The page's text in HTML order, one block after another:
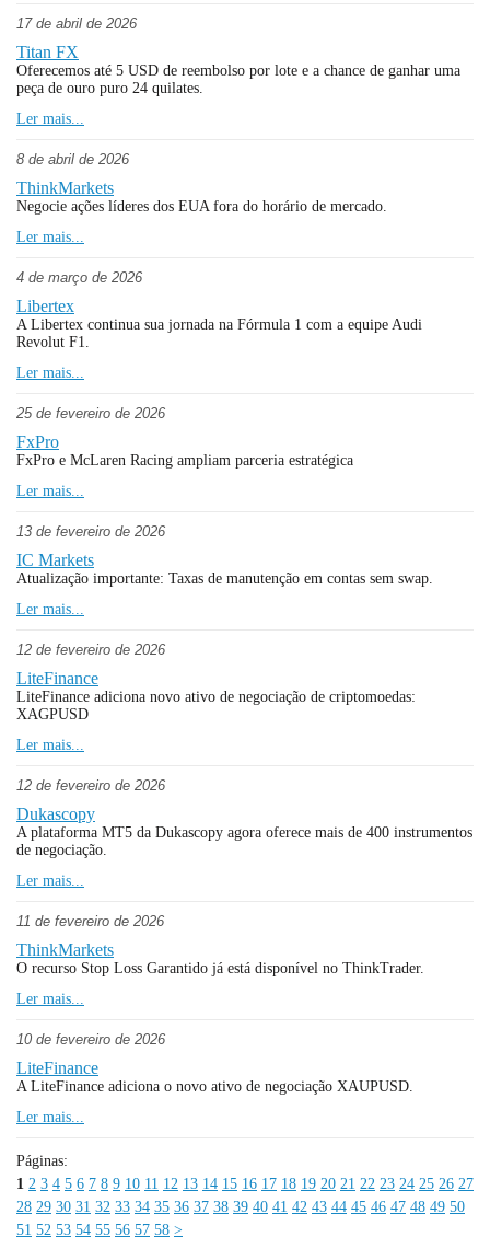
17 de abril de 2026
Titan FX
Oferecemos até 5 USD de reembolso por lote e a chance de ganhar uma
peça de ouro puro 24 quilates.
Ler mais...
8 de abril de 2026
ThinkMarkets
Negocie ações líderes dos EUA fora do horário de mercado.
Ler mais...
4 de março de 2026
Libertex
A Libertex continua sua jornada na Fórmula 1 com a equipe Audi
Revolut F1.
Ler mais...
25 de fevereiro de 2026
FxPro
FxPro e McLaren Racing ampliam parceria estratégica
Ler mais...
13 de fevereiro de 2026
IC Markets
Atualização importante: Taxas de manutenção em contas sem swap.
Ler mais...
12 de fevereiro de 2026
LiteFinance
LiteFinance adiciona novo ativo de negociação de criptomoedas:
XAGPUSD
Ler mais...
12 de fevereiro de 2026
Dukascopy
A plataforma MT5 da Dukascopy agora oferece mais de 400 instrumentos
de negociação.
Ler mais...
11 de fevereiro de 2026
ThinkMarkets
O recurso Stop Loss Garantido já está disponível no ThinkTrader.
Ler mais...
10 de fevereiro de 2026
LiteFinance
A LiteFinance adiciona o novo ativo de negociação XAUPUSD.
Ler mais...
Páginas:
1 2 3 4 5 6 7 8 9 10 11 12 13 14 15 16 17 18 19 20 21 22 23 24 25 26 27
28 29 30 31 32 33 34 35 36 37 38 39 40 41 42 43 44 45 46 47 48 49 50
51 52 53 54 55 56 57 58 >